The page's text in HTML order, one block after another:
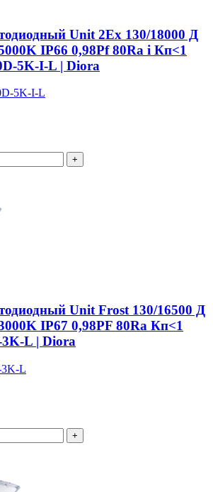
Unit 2Ex 130/18000 Д
IP66 0,98Pf 80Ra i Кп<1
5K-I-L | Diora
5K-I-L
+
Unit Frost 130/16500 Д
IP67 0,98PF 80Ra Кп<1
L | Diora
3K-L
+